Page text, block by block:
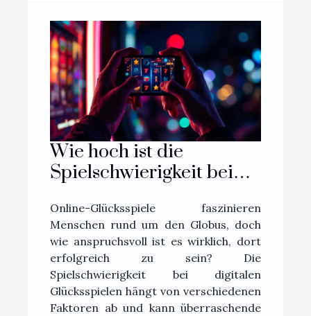
Wie hoch ist die
Spielschwierigkeit bei
Online-Glücksspiele faszinieren
Menschen rund um den Globus, doch
wie anspruchsvoll ist es wirklich, dort
erfolgreich zu sein? Die
Spielschwierigkeit bei digitalen
Glücksspielen hängt von verschiedenen
Faktoren ab und kann überraschende